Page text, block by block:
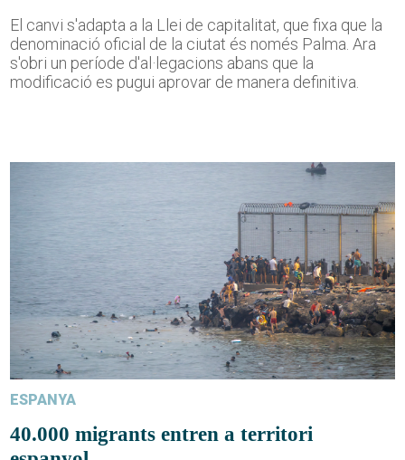
El canvi s'adapta a la Llei de capitalitat, que fixa que la
denominació oficial de la ciutat és només Palma. Ara
s'obri un període d'al·legacions abans que la
modificació es pugui aprovar de manera definitiva.
ESPANYA
40.000 migrants entren a territori